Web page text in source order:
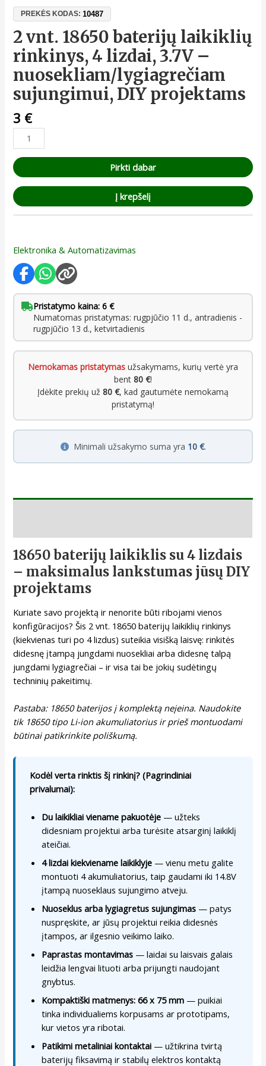
PREKĖS KODAS:10487
2 vnt. 18650 baterijų laikiklių
rinkinys, 4 lizdai, 3.7V –
nuosekliam/lygiagrečiam
sujungimui, DIY projektams
3 €
Pirkti dabar
Į krepšelį
Elektronika & Automatizavimas
Pristatymo kaina: 6 €
Numatomas pristatymas: rugpjūčio 11 d., antradienis -
rugpjūčio 13 d., ketvirtadienis
Nemokamas pristatymas užsakymams, kurių vertė yra
bent 80 €!
Įdėkite prekių už 80 €, kad gautumėte nemokamą
pristatymą!
Minimali užsakymo suma yra 10 €.
18650 baterijų laikiklis su 4 lizdais
– maksimalus lankstumas jūsų DIY
projektams
Kuriate savo projektą ir nenorite būti ribojami vienos
konfigūracijos? Šis 2 vnt. 18650 baterijų laikiklių rinkinys
(kiekvienas turi po 4 lizdus) suteikia visišką laisvę: rinkitės
didesnę įtampą jungdami nuosekliai arba didesnę talpą
jungdami lygiagrečiai – ir visa tai be jokių sudėtingų
techninių pakeitimų.
Pastaba: 18650 baterijos į komplektą neįeina. Naudokite
tik 18650 tipo Li-ion akumuliatorius ir prieš montuodami
būtinai patikrinkite poliškumą.
Kodėl verta rinktis šį rinkinį? (Pagrindiniai
privalumai):
Du laikikliai viename pakuotėje — užteks
didesniam projektui arba turėsite atsarginį laikiklį
ateičiai.
4 lizdai kiekviename laikiklyje — vienu metu galite
montuoti 4 akumuliatorius, taip gaudami iki 14.8V
įtampą nuoseklaus sujungimo atveju.
Nuoseklus arba lygiagretus sujungimas — patys
nuspręskite, ar jūsų projektui reikia didesnės
įtampos, ar ilgesnio veikimo laiko.
Paprastas montavimas — laidai su laisvais galais
leidžia lengvai lituoti arba prijungti naudojant
gnybtus.
Kompaktiški matmenys: 66 x 75 mm — puikiai
tinka individualiems korpusams ar prototipams,
kur vietos yra ribotai.
Patikimi metaliniai kontaktai — užtikrina tvirtą
baterijų fiksavimą ir stabilų elektros kontaktą